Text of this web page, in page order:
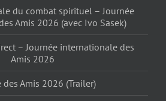
du combat spirituel – Journée
Amis 2026 (avec Ivo Sasek)
– Journée internationale des
Amis 2026
des Amis 2026 (Trailer)